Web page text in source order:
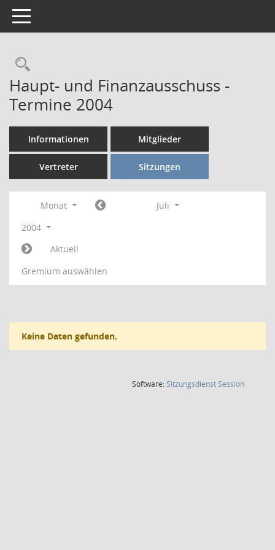
Toggle navigation
Rechercheauswahl
Haupt- und Finanzausschuss -
Termine 2004
Informationen Mitglieder
Vertreter Sitzungen
Monat
Juli
2004
Aktuell
Gremium auswählen
Keine Daten gefunden.
Software:SitzungsdienstSession(Wird in